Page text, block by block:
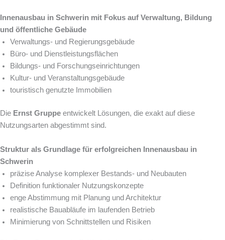
Innenausbau in Schwerin mit Fokus auf Verwaltung, Bildung
und öffentliche Gebäude
Verwaltungs- und Regierungsgebäude
Büro- und Dienstleistungsflächen
Bildungs- und Forschungseinrichtungen
Kultur- und Veranstaltungsgebäude
touristisch genutzte Immobilien
Die Ernst Gruppe entwickelt Lösungen, die exakt auf diese
Nutzungsarten abgestimmt sind.
Struktur als Grundlage für erfolgreichen Innenausbau in
Schwerin
präzise Analyse komplexer Bestands- und Neubauten
Definition funktionaler Nutzungskonzepte
enge Abstimmung mit Planung und Architektur
realistische Bauabläufe im laufenden Betrieb
Minimierung von Schnittstellen und Risiken